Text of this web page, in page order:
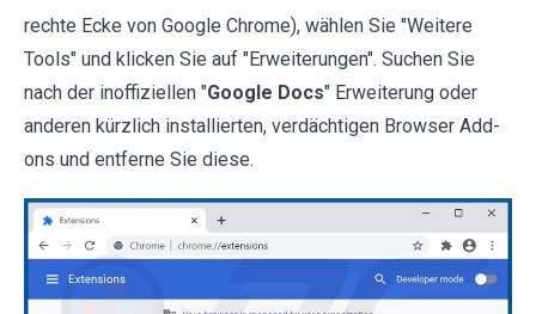
rechte Ecke von Google Chrome), wählen Sie "Weitere
Tools" und klicken Sie auf "Erweiterungen". Suchen Sie
nach der inoffiziellen "Google Docs" Erweiterung oder
anderen kürzlich installierten, verdächtigen Browser Add-
ons und entferne Sie diese.